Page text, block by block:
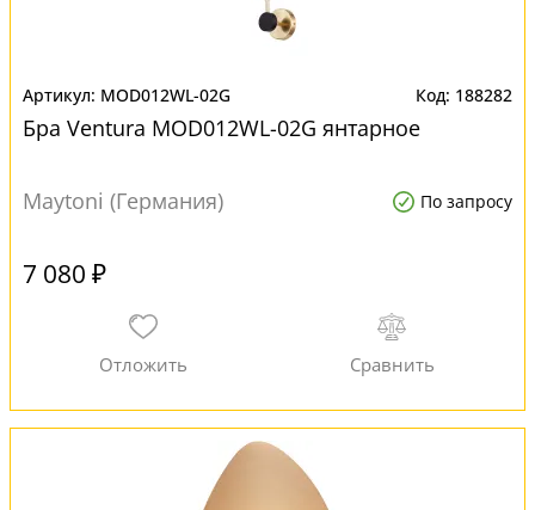
MOD012WL-02G 188282
Бра Ventura MOD012WL-02G янтарное
Maytoni (Германия) По запросу
7 080 ₽